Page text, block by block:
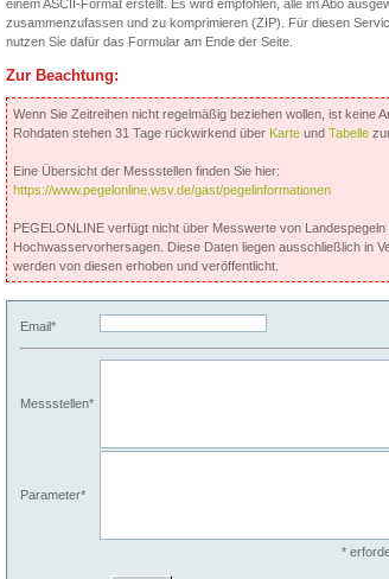
einem ASCII-Format erstellt. Es wird empfohlen, alle im Abo
zusammenzufassen und zu komprimieren (ZIP). Für diesen
nutzen Sie dafür das Formular am Ende der Seite.
Zur Beachtung:
Wenn Sie Zeitreihen nicht regelmäßig beziehen wollen, ist keine
Rohdaten stehen 31 Tage rückwirkend über Karte und Tabelle
Eine Übersicht der Messstellen finden Sie hier:
https://www.pegelonline.wsv.de/gast/pegelinformationen
PEGELONLINE verfügt nicht über Messwerte von Landespegeln
Hochwasservorhersagen. Diese Daten liegen ausschließlich in
werden von diesen erhoben und veröffentlicht.
Email*
Messstellen*
Parameter*
*